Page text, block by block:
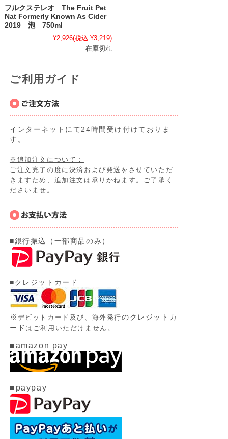
フルクステレオ The Fruit Pet
Nat Formerly Known As Cider
2019 泡 750ml
¥2,926(税込 ¥3,219)
在庫切れ
ご利用ガイド
インターネットにて24時間受け付けておりま
す。
※追加注文について：
ご注文完了の度に決済および発送をさせていただ
きますため、追加注文は承りかねます。ご了承く
ださいませ。
■銀行振込（一部商品のみ）
■クレジットカード
※ デビットカード及び、 海外発行のクレジットカ
ード はご利用いただけません。
■amazon pay
■paypay